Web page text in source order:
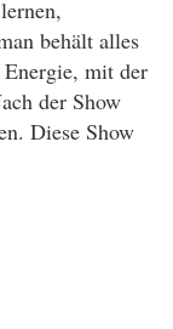
behält alles
mit der
der Show
Diese Show